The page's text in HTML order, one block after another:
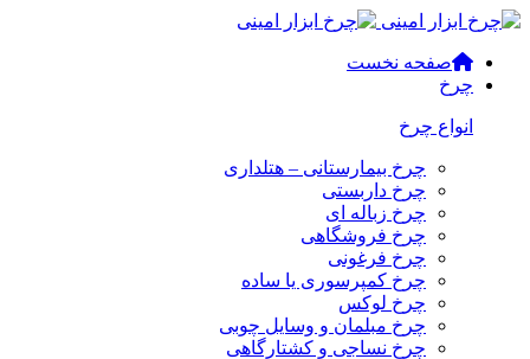
صفحه نخست
چرخ
انواع چرخ
چرخ بیمارستانی – هتلداری
چرخ داربستی
چرخ زباله ای
چرخ فروشگاهی
چرخ فرغونی
چرخ کمپرسوری یا ساده
چرخ لوکس
چرخ مبلمان و وسایل چوبی
چرخ نساجی و کشتارگاهی